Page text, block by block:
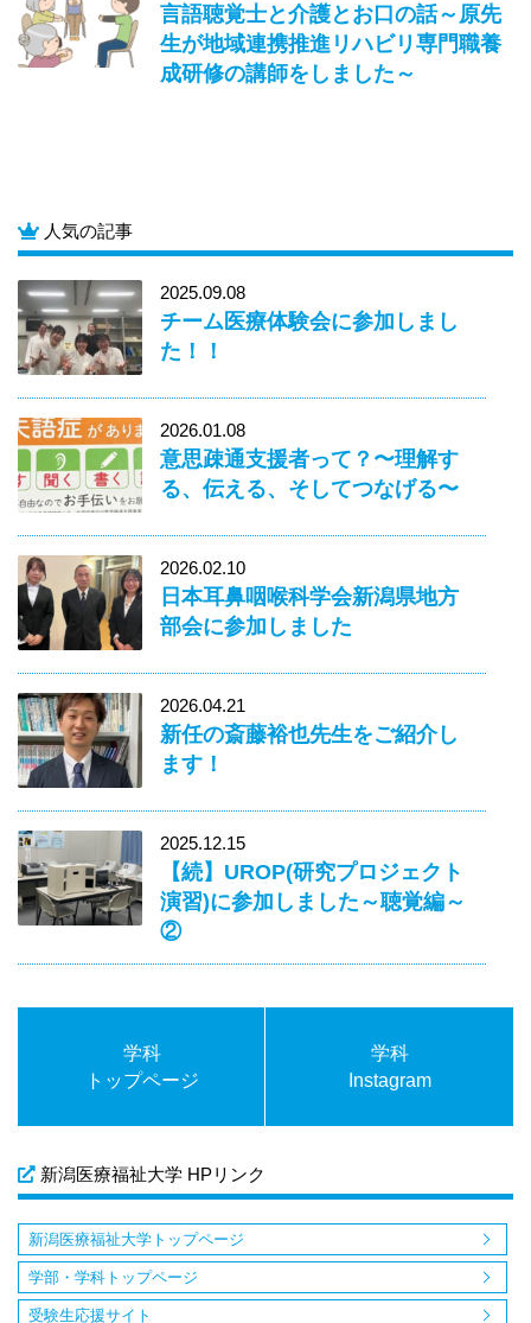
言語聴覚士と介護とお口の話～原先
生が地域連携推進リハビリ専門職養
成研修の講師をしました～
人気の記事
2025.09.08
チーム医療体験会に参加しまし
た！！
2026.01.08
意思疎通支援者って？〜理解す
る、伝える、そしてつなげる〜
2026.02.10
日本耳鼻咽喉科学会新潟県地方
部会に参加しました
2026.04.21
新任の斎藤裕也先生をご紹介し
ます！
2025.12.15
【続】UROP(研究プロジェクト
演習)に参加しました～聴覚編～
②
学科
トップページ
学科
Instagram
新潟医療福祉大学 HPリンク
新潟医療福祉大学トップページ
学部・学科トップページ
受験生応援サイト